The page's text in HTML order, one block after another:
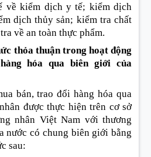
về kiểm dịch y tế; kiểm dịch
dịch thủy sản; kiểm tra chất
về an toàn thực phẩm.
thỏa thuận trong hoạt động
hóa qua biên giới của
bán, trao đổi hàng hóa qua
được thực hiện trên cơ sở
nhân Việt Nam với thương
nước có chung biên giới bằng
sau: